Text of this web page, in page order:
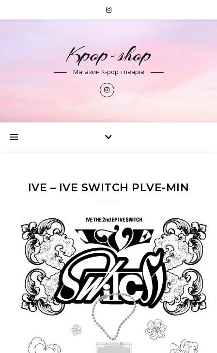
Kpop-shop
Магазин K-pop товарів
IVE – IVE SWITCH PLVE-MIN